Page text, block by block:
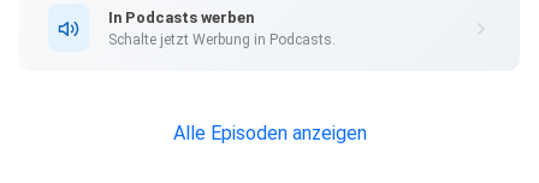
In Podcasts werben
Schalte jetzt Werbung in Podcasts.
Alle Episoden anzeigen